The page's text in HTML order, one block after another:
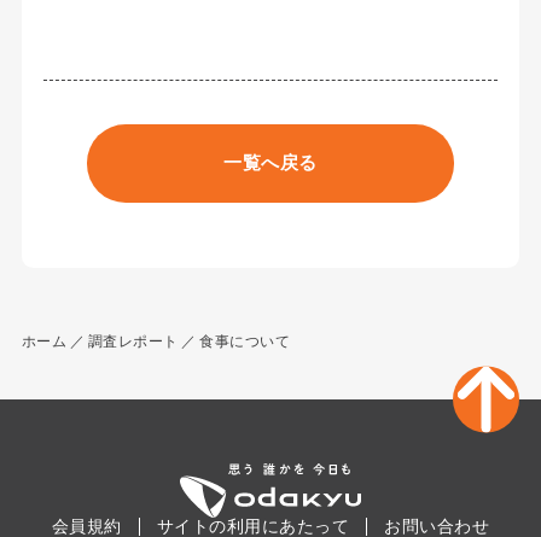
一覧へ戻る
ホーム 調査レポート 食事について
会員規約 サイトの利用にあたって お問い合わせ